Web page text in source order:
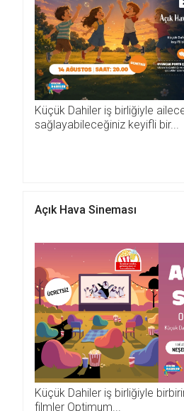
Küçük Dahiler iş birliğiyle ailece
sağlayabileceğiniz keyifli bir...
Açık Hava Sineması
Küçük Dahiler iş birliğiyle
filmler Optimum...